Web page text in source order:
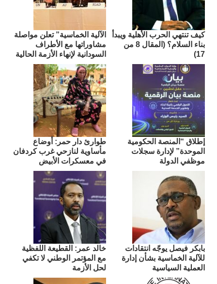
كيف تنتهي الحرب الأهلية ويبدأ
بناء السلام؟ (المقال 8 من
17)
الآلية الخماسية” تعلن مواصلة
مشاوراتها مع الأطراف
السودانية لإنهاء الأزمة الحالية
إطلاق “المنصة الحكومية
الموحدة” لإدارة سجلات
موظفي الدولة
طوارئ دار حمر: أوضاع
مأساوية لنازحي غرب كردفان
في معسكرات الأبيض
بابكر فيصل يوجّه انتقادات
للآلية الخماسية بشأن إدارة
العملية السياسية
​خالد عمر: القطيعة اللفظية
مع المؤتمر الوطني لا تكفي
لحل الأزمة